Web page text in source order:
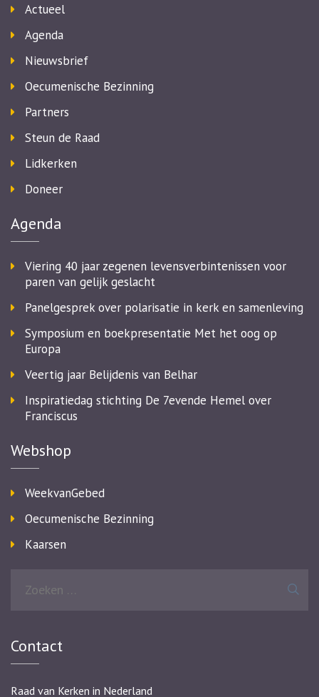
Actueel
Agenda
Nieuwsbrief
Oecumenische Bezinning
Partners
Steun de Raad
Lidkerken
Doneer
Agenda
Viering 40 jaar zegenen levensverbintenissen voor
paren van gelijk geslacht
Panelgesprek over polarisatie in kerk en samenleving
Symposium en boekpresentatie Met het oog op
Europa
Veertig jaar Belijdenis van Belhar
Inspiratiedag stichting De 7evende Hemel over
Franciscus
Webshop
WeekvanGebed
Oecumenische Bezinning
Kaarsen
Contact
Raad van Kerken in Nederland